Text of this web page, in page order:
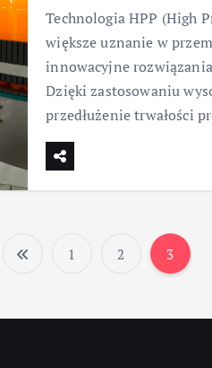
Technologia HPP (High
większe uznanie w
innowacyjne
Dzięki zastosowaniu
przedłużenie trwałości
S
t
1 2 3